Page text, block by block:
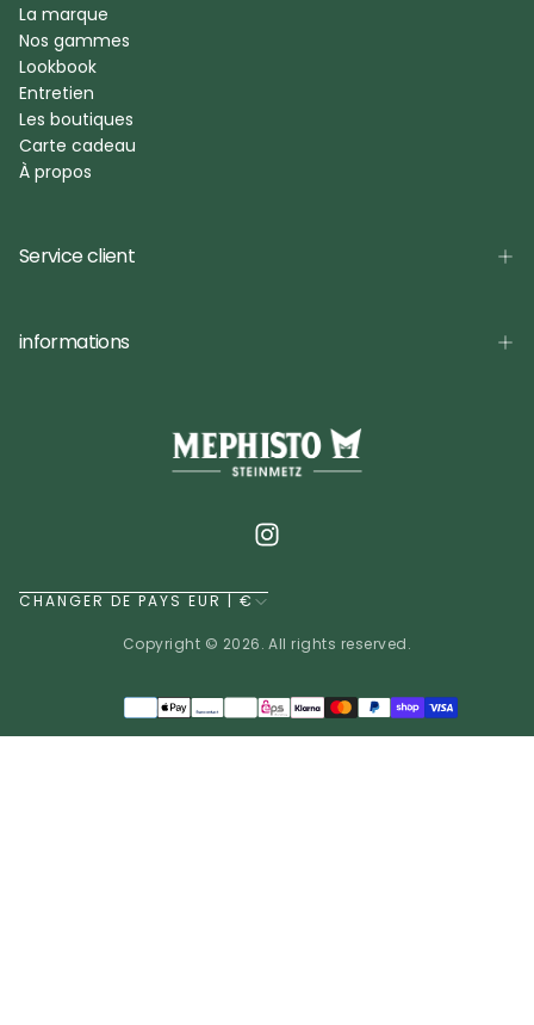
La marque
Nos gammes
Lookbook
Entretien
Les boutiques
Carte cadeau
À propos
Service client
informations
CHANGER DE PAYS EUR | €
Copyright © 2026. All rights reserved.
Méthodes
de